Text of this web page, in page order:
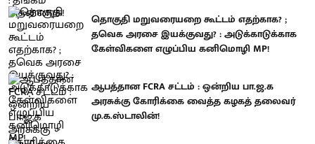
தொகுதி மறுவரையறை கூட்டம் எதற்காக? ;
தவெக அரசை இயக்குவது? : அடுக்காடுக்காக
கேள்விகளை எழுப்பிய கனிமொழி MP!
ஆபத்தான FCRA சட்டம் : ஒன்றிய பா.ஜ.க
அரசுக்கு கோரிக்கை வைத்த கழகத் தலைவர்
மு.க.ஸ்டாலின்!